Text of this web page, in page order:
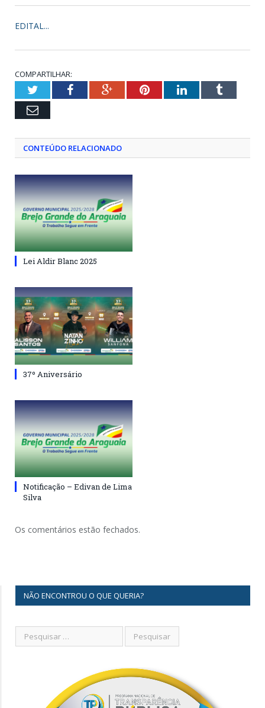
EDITAL...
COMPARTILHAR:
TwitterFacebookGoogle+PinterestLinkedInTumblr
Email
CONTEÚDO RELACIONADO
Lei Aldir Blanc 2025
37º Aniversário
Notificação – Edivan de Lima
Silva
Os comentários estão fechados.
NÃO ENCONTROU O QUE QUERIA?